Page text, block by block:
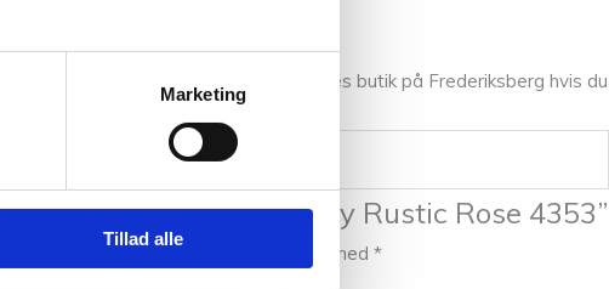
Marketing
Tillad alle
uldgarn er selvfølgelig mulesing fri.
projekt. Du er altid velkommen i vores butik på Frederiksberg hvis du
“Double Sunday Rustic Rose 4353”
Krævede felter er markeret med *